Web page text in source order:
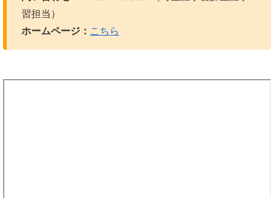
習担当）
ホームページ： こちら